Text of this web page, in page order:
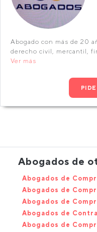
Abogado con más de 20
derecho civil, mercantil,
Ver más
Abogados de
Abogados de
Abogados de
Abogados de
Abogados de
Abogados de